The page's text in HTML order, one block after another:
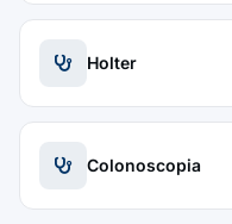
Holter
Colonoscopia